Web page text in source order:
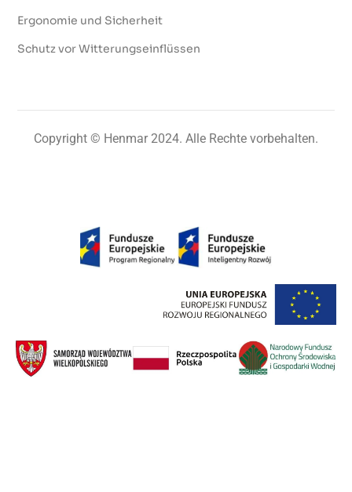
Ergonomie und Sicherheit
Schutz vor Witterungseinflüssen
Copyright © Henmar 2024. Alle Rechte vorbehalten.